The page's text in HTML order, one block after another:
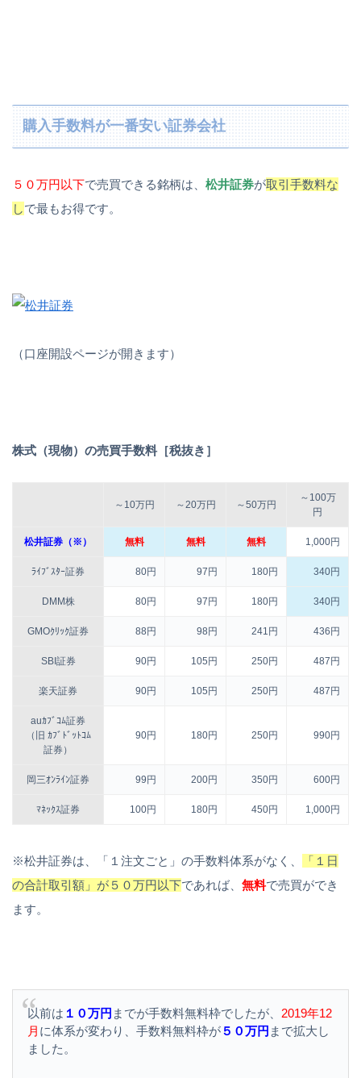
購入手数料が一番安い証券会社
５０万円以下で売買できる銘柄は、 松井証券が取引手数料な
しで最もお得です。
（口座開設ページが開きます）
株式（現物）の売買手数料［税抜き］
～10万円 ～20万円 ～50万円
～100万
円
松井証券（※） 無料 無料 無料 1,000円
ﾗｲﾌﾞｽﾀｰ証券 80円 97円 180円 340円
DMM株 80円 97円 180円 340円
GMOｸﾘｯｸ証券 88円 98円 241円 436円
SBI証券 90円 105円 250円 487円
楽天証券 90円 105円 250円 487円
auｶﾌﾞｺﾑ証券
（旧 ｶﾌﾞﾄﾞｯﾄｺﾑ
証券）
90円 180円 250円 990円
岡三ｵﾝﾗｲﾝ証券 99円 200円 350円 600円
ﾏﾈｯｸｽ証券 100円 180円 450円 1,000円
※松井証券は、「１注文ごと」の手数料体系がなく、
「１日
の合計取引額」が５０万円以下であれば、 無料で売買ができ
ます。
以前は １０万円 までが手数料無料枠でしたが、 2019年12
月 に体系が変わり、手数料無料枠が５０万円 まで拡大し
ました。